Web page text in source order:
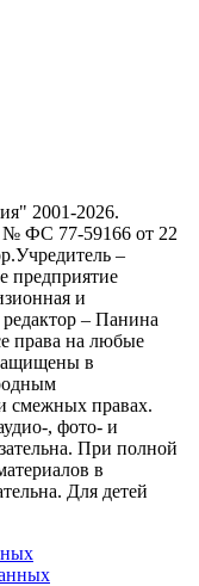
2001-2026.
№ ФС 77-59166 от 22
–
предприятие
и
– Панина
права на любые
в
смежных правах.
, фото- и
При полной
в
Для детей